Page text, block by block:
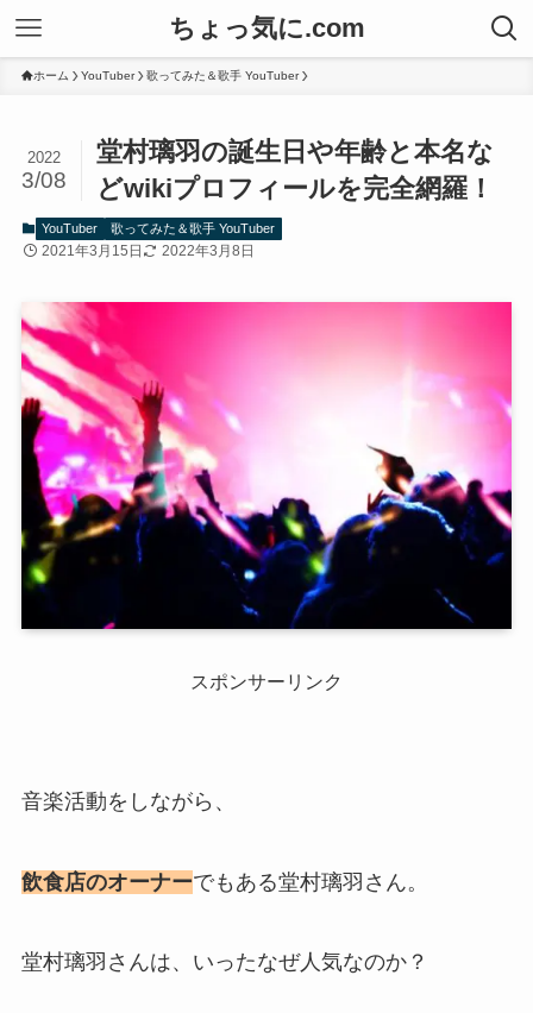
ちょっ気に.com
ホーム YouTuber 歌ってみた＆歌手 YouTuber
堂村璃羽の誕生日や年齢と本名な
どwikiプロフィールを完全網羅！
2022
3/08
YouTuber 歌ってみた＆歌手 YouTuber
2021年3月15日 2022年3月8日
スポンサーリンク
音楽活動をしながら、
飲食店のオーナーでもある堂村璃羽さん。
堂村璃羽さんは、いったなぜ人気なのか？